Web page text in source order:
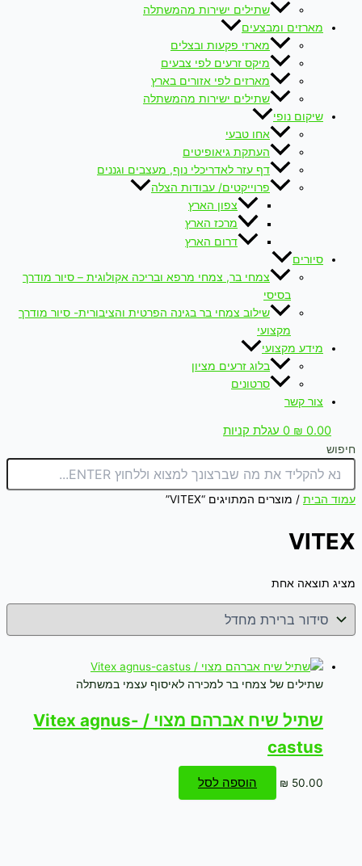
שתילים ישירות מהמשתלה
מארזים ומבצעים
מארזי פקעות ובצלים
מיקס זרעים לפי צבעים
מארזים לפי אזורים בארץ
שתילים ישירות מהמשתלה
שיקום נופי
אחו טבעי
העתקת גיאופיטים
דף עזר לאדריכלי נוף, מעצבים וגננים
פרוייקטים/ עבודות הצלה
צפון הארץ
מרכז הארץ
דרום הארץ
סיורים
צמחי בר, צמחי מרפא ובריכה אקולוגית – סיור מודרך
בסיסי
שילוב צמחי בר בגינה הפרטית והציבורית- סיור מודרך
מקצועי
מידע מקצועי
בלוג זרעים מציון
סרטונים
צור קשר
₪ 0.00
0 עגלת קניות
חיפוש
עמוד הבית / מוצרים המתויגים “VITEX”
VITEX
מציג תוצאה אחת
שתילים של צמחי בר למכירה לאיסוף עצמי במשתלה
שתיל שיח אברהם מצוי / Vitex agnus-
castus
₪ 50.00 הוספה לסל